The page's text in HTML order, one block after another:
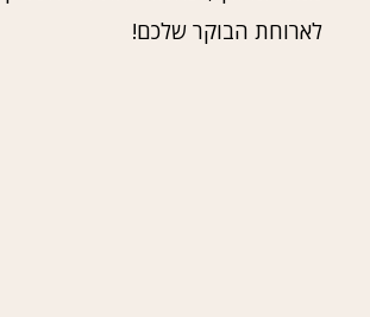
לארוחת הבוקר שלכם!